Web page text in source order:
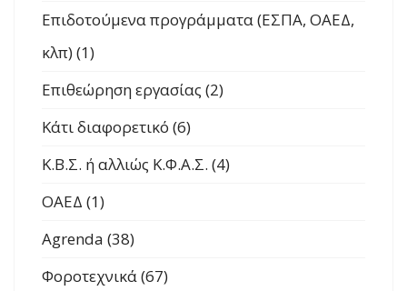
Επιδοτούμενα προγράμματα (ΕΣΠΑ, ΟΑΕΔ,
κλπ) (1)
Επιθεώρηση εργασίας (2)
Κάτι διαφορετικό (6)
Κ.Β.Σ. ή αλλιώς Κ.Φ.Α.Σ. (4)
ΟΑΕΔ (1)
Agrenda (38)
Φοροτεχνικά (67)